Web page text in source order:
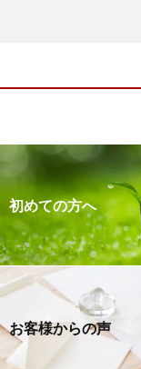
初めての方へ
お客様からの声